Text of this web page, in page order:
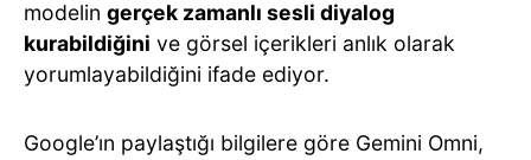
modelin gerçek zamanlı sesli diyalog
kurabildiğini ve görsel içerikleri anlık olarak
yorumlayabildiğini ifade ediyor.
Google’ın paylaştığı bilgilere göre Gemini Omni,